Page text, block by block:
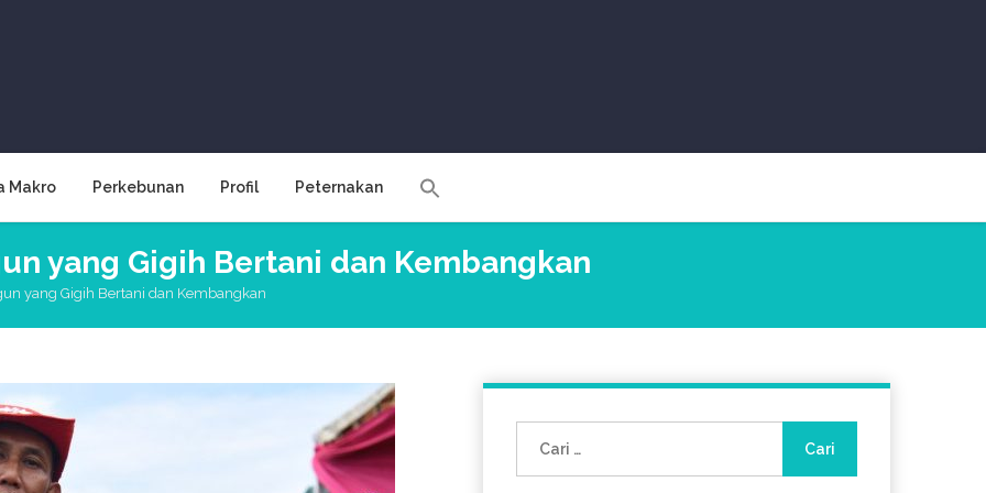
Makro Perkebunan Profil Peternakan
yang Gigih Bertani dan Kembangkan
yang Gigih Bertani dan Kembangkan
untuk: